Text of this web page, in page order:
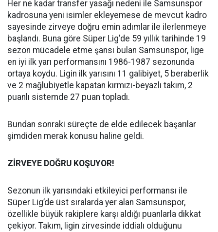
Her ne kadar transfer yasağı nedeni ile Samsunspor
kadrosuna yeni isimler ekleyemese de mevcut kadro
sayesinde zirveye doğru emin adımlar ile ilerlenmeye
başlandı. Buna göre Süper Lig'de 59 yıllık tarihinde 19
sezon mücadele etme şansı bulan Samsunspor, lige
en iyi ilk yarı performansını 1986-1987 sezonunda
ortaya koydu. Ligin ilk yarısını 11 galibiyet, 5 beraberlik
ve 2 mağlubiyetle kapatan kırmızı-beyazlı takım, 2
puanlı sistemde 27 puan topladı.
Bundan sonraki süreçte de elde edilecek başarılar
şimdiden merak konusu haline geldi.
ZİRVEYE DOĞRU KOŞUYOR!
Sezonun ilk yarısındaki etkileyici performansı ile
Süper Lig’de üst sıralarda yer alan Samsunspor,
özellikle büyük rakiplere karşı aldığı puanlarla dikkat
çekiyor. Takım, ligin zirvesinde iddialı olduğunu